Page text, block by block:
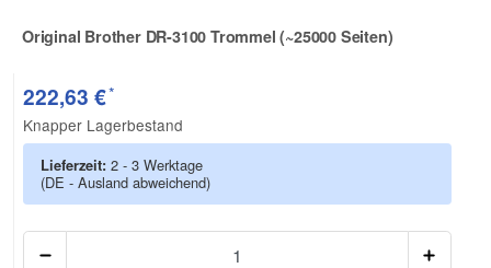
Original Brother DR-3100 Trommel (~25000 Seiten)
Zur Artikelbewertung
222,63 €*
Knapper Lagerbestand
Lieferzeit: 2 - 3 Werktage
(DE - Ausland abweichend)